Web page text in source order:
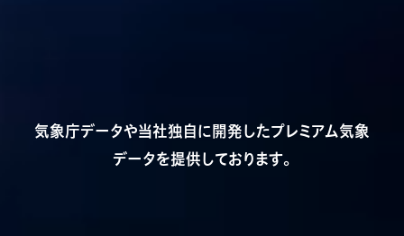
気象庁データや当社独自に開発したプレミアム気象
データを提供しております。